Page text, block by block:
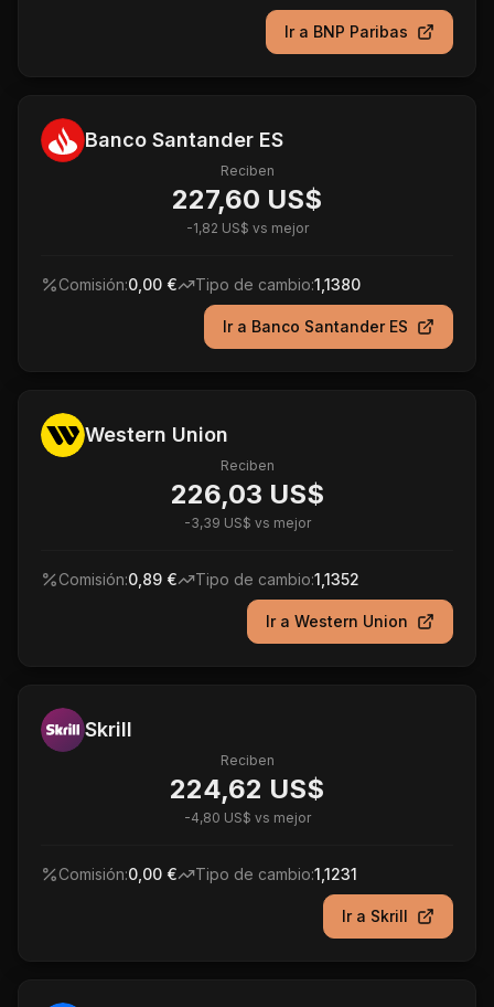
Ir a BNP Paribas
Banco Santander ES
Reciben
227,60 US$
-1,82 US$ vs mejor
Comisión:0,00 € Tipo de cambio:1,1380
Ir a Banco Santander ES
Western Union
Reciben
226,03 US$
-3,39 US$ vs mejor
Comisión:0,89 € Tipo de cambio:1,1352
Ir a Western Union
Skrill
Reciben
224,62 US$
-4,80 US$ vs mejor
Comisión:0,00 € Tipo de cambio:1,1231
Ir a Skrill